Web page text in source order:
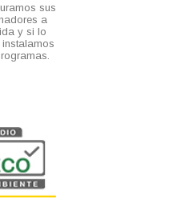
sus
a
y si lo
instalamos